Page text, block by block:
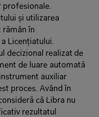
profesionale.
și utilizarea
rămân în
Licențiatului.
decizional realizat de
de luare automată
auxiliar
proces. Având în
că Libra nu
rezultatul